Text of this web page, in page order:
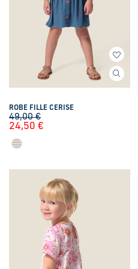
ROBE FILLE CERISE
49,00€
24,50 €